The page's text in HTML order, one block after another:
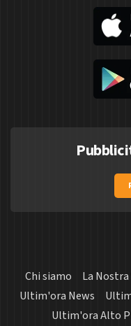
Chi siamo La Nostra
Ultim'ora News
Ultim'ora Alto